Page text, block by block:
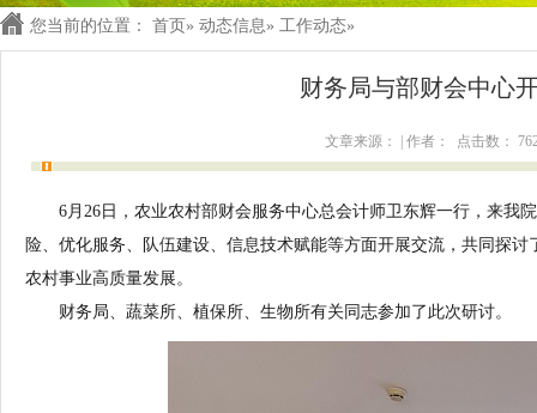
您当前的位置： 首页 » 动态信息» 工作动态»
财务局与部财会中心
文章来源： | 作者： 点击数：
6月26日，农业农村部财会服务中心总会计师卫东辉一行，来我
险、优化服务、队伍建设、信息技术赋能等方面开展交流，共同探
农村事业高质量发展。
财务局、蔬菜所、植保所、生物所有关同志参加了此次研讨。